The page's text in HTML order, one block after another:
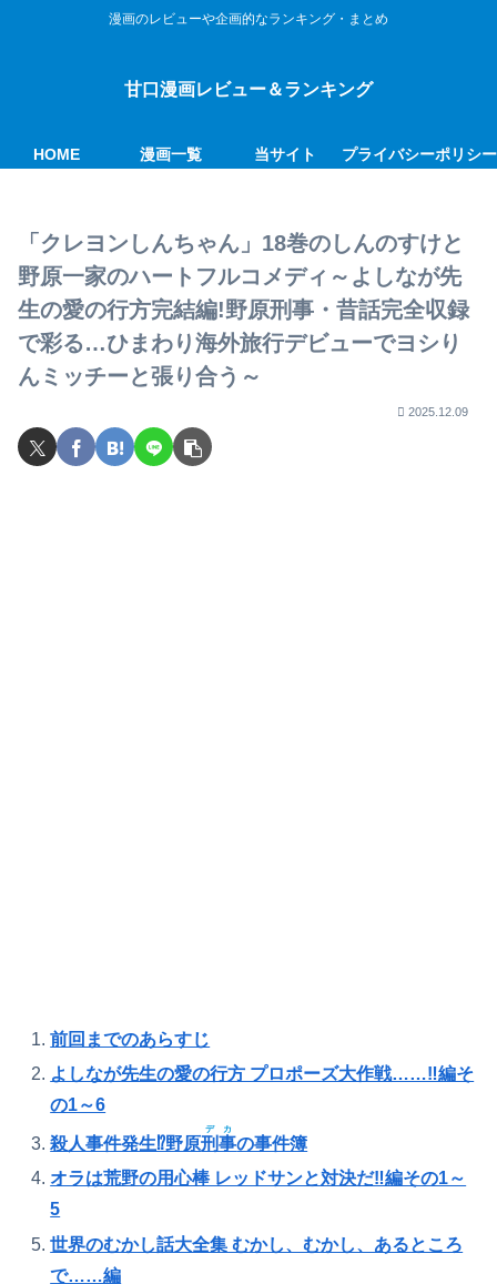
漫画のレビューや企画的なランキング・まとめ
甘口漫画レビュー＆ランキング
HOME 漫画一覧 当サイト プライバシーポリシー
「クレヨンしんちゃん」18巻のしんのすけと
野原一家のハートフルコメディ～よしなが先
生の愛の行方完結編!野原刑事・昔話完全収録
で彩る…ひまわり海外旅行デビューでヨシり
んミッチーと張り合う～
2025.12.09
前回までのあらすじ
よしなが先生の愛の行方 プロポーズ大作戦……‼編そ
の1～6
殺人事件発生⁉野原刑事
デカ
の事件簿
オラは荒野の用心棒 レッドサンと対決だ‼編その1～
5
世界のむかし話大全集 むかし、むかし、あるところ
で……編